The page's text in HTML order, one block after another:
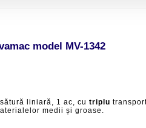
model MV-1342
liniară, 1 ac, cu triplu
medii și groase.